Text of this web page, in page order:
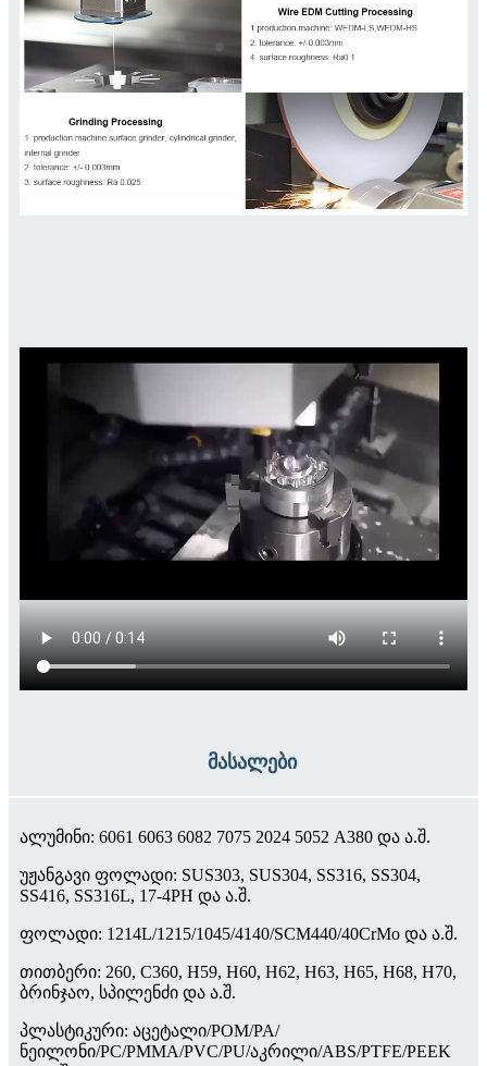
მასალები
ალუმინი: 6061 6063 6082 7075 2024 5052 A380 და ა.შ.
უჟანგავი ფოლადი: SUS303, SUS304, SS316, SS304,
SS416, SS316L, 17-4PH და ა.შ.
ფოლადი: 1214L/1215/1045/4140/SCM440/40CrMo და ა.შ.
თითბერი: 260, C360, H59, H60, H62, H63, H65, H68, H70,
ბრინჯაო, სპილენძი და ა.შ.
პლასტიკური: აცეტალი/POM/PA/
ნეილონი/PC/PMMA/PVC/PU/აკრილი/ABS/PTFE/PEEK